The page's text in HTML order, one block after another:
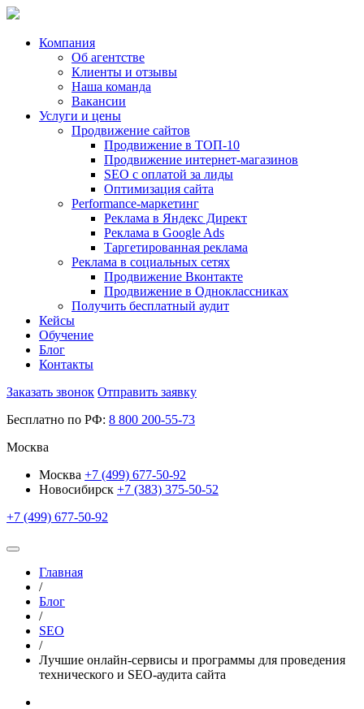
Компания
Об агентстве
Клиенты и отзывы
Наша команда
Вакансии
Услуги и цены
Продвижение сайтов
Продвижение в ТОП-10
Продвижение интернет-магазинов
SEO с оплатой за лиды
Оптимизация сайта
Performance-маркетинг
Реклама в Яндекс Директ
Реклама в Google Ads
Таргетированная реклама
Реклама в социальных сетях
Продвижение Вконтакте
Продвижение в Одноклассниках
Получить бесплатный аудит
Кейсы
Обучение
Блог
Контакты
Заказать звонок Отправить заявку
Бесплатно по РФ: 8 800 200-55-73
Москва
Москва +7 (499) 677-50-92
Новосибирск +7 (383) 375-50-52
+7 (499) 677-50-92
Главная
/
Блог
/
SEO
/
Лучшие онлайн-сервисы и программы для проведения
технического и SEO-аудита сайта